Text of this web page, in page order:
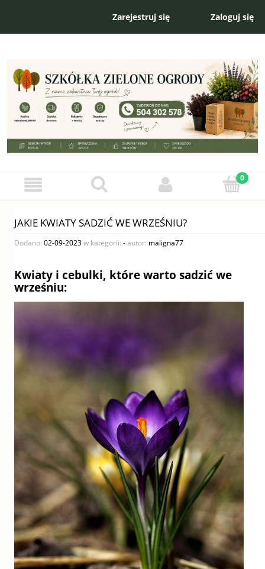
Zarejestruj się Zaloguj się
JAKIE KWIATY SADZIĆ WE WRZEŚNIU?
Dodano: 02-09-2023w kategorii: -autor: maligna77
Kwiaty i cebulki, które warto sadzić we
wrześniu: